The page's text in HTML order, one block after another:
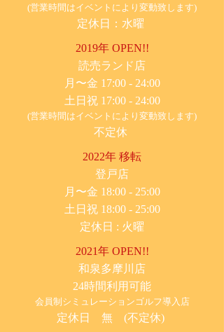
(営業時間はイベントにより変動致します)
定休日：水曜
2019年 OPEN!!
​読売ランド店
月〜金 17:00 - 24:00
土日祝 17:00 - 24:00
(営業時間はイベントにより変動致します)
不定休
2022年 移転
​登戸店
月〜金 18:00 - 25:00
土日祝 18:00 - 25:00
​定休日 : 火曜
2021年 OPEN!!
​和泉多摩川店
24時間利用可能
​会員制シミュレーションゴルフ導入店
定休日 無 (不定休)